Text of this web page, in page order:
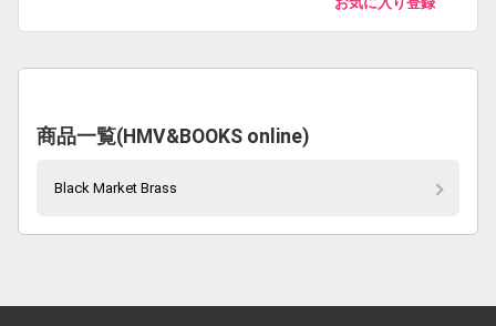
商品一覧(HMV&BOOKS online)
Black Market Brass